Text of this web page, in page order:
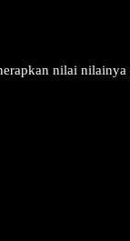
nilai